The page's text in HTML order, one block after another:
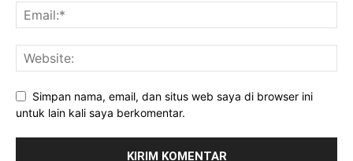
Simpan nama, email, dan situs web saya di browser ini
untuk lain kali saya berkomentar.